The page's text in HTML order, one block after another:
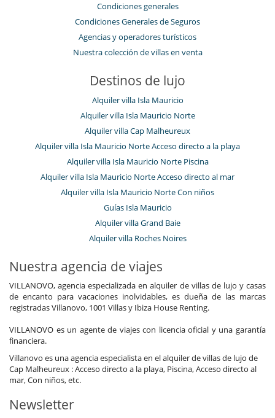
Condiciones generales
Condiciones Generales de Seguros
Agencias y operadores turísticos
Nuestra colección de villas en venta
Destinos de lujo
Alquiler villa Isla Mauricio
Alquiler villa Isla Mauricio Norte
Alquiler villa Cap Malheureux
Alquiler villa Isla Mauricio Norte Acceso directo a la playa
Alquiler villa Isla Mauricio Norte Piscina
Alquiler villa Isla Mauricio Norte Acceso directo al mar
Alquiler villa Isla Mauricio Norte Con niños
Guías Isla Mauricio
Alquiler villa Grand Baie
Alquiler villa Roches Noires
Nuestra agencia de viajes
VILLANOVO, agencia especializada en alquiler de villas de lujo y casas
de encanto para vacaciones inolvidables, es dueña de las marcas
registradas Villanovo, 1001 Villas y Ibiza House Renting.
VILLANOVO es un agente de viajes con licencia oficial y una garantía
financiera.
Villanovo es una agencia especialista en el alquiler de villas de lujo de
Cap Malheureux : Acceso directo a la playa, Piscina, Acceso directo al
mar, Con niños, etc.
Newsletter